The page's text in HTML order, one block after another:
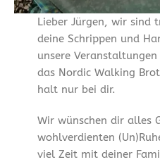
Lieber Jürgen, wir sind
deine Schrippen und
unsere
das Nordic Walking
halt nur bei dir.
Wir wünschen dir alles
wohlverdienten
viel Zeit mit deiner